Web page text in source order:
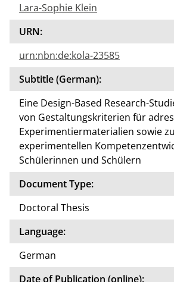
Lara-Sophie Klein
URN:
urn:nbn:de:kola-23585
Subtitle (German):
Eine Design-Based Research-
von Gestaltungskriterien für
Experimentiermaterialien sowie
experimentellen
Schülerinnen und Schülern
Document Type:
Doctoral Thesis
Language:
German
Date of Publication (online):